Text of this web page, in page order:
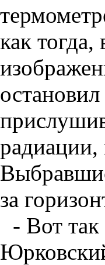
как
радиации,
за
- Вот